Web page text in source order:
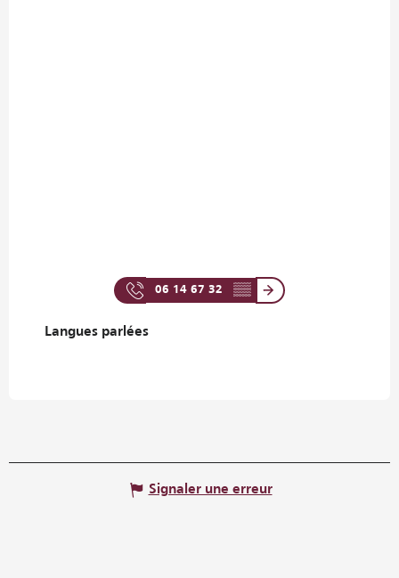
06 14 67 32 ▒▒
Langues parlées
Langues parlées
Signaler une erreur